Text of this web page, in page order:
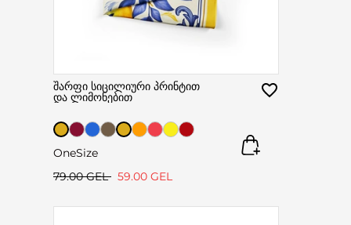
შარფი სიცილიური პრინტით
და ლიმონებით
OneSize
79.00 GEL 59.00 GEL